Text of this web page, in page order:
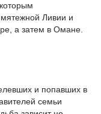
мятежной Ливии и
а затем в Омане.
и попавших в
семьи